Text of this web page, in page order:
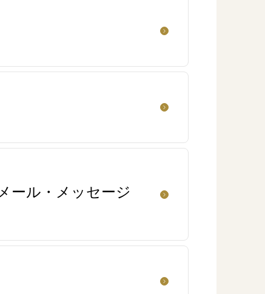
ール・メッセージ